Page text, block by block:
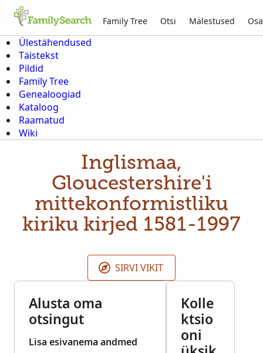
Family Tree Otsi Mälestused
Ülestähendused
Täistekst
Pildid
Family Tree
Genealoogiad
Kataloog
Raamatud
Wiki
Inglismaa,
Gloucestershire'i
mittekonformistliku
kiriku kirjed 1581-1997
SIRVI VIKIT
Alusta oma
otsingut
Lisa esivanema andmed
Kolle
ktsio
oni